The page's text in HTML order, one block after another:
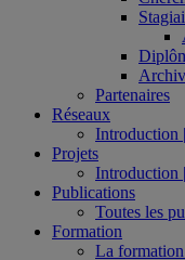
Partenaires
Réseaux
Introduction
Projets
Introduction
Publications
Toutes les
Formation
La